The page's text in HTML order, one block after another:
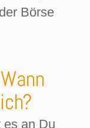
Börse
es an Du